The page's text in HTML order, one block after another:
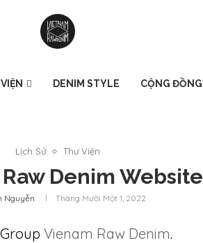
DENIM STYLE CỘNG ĐỒNG
Lịch Sử Thư Viện
Denim Website
Nguyễn Tháng Mười Một 1, 2022
Vienam Raw Denim.